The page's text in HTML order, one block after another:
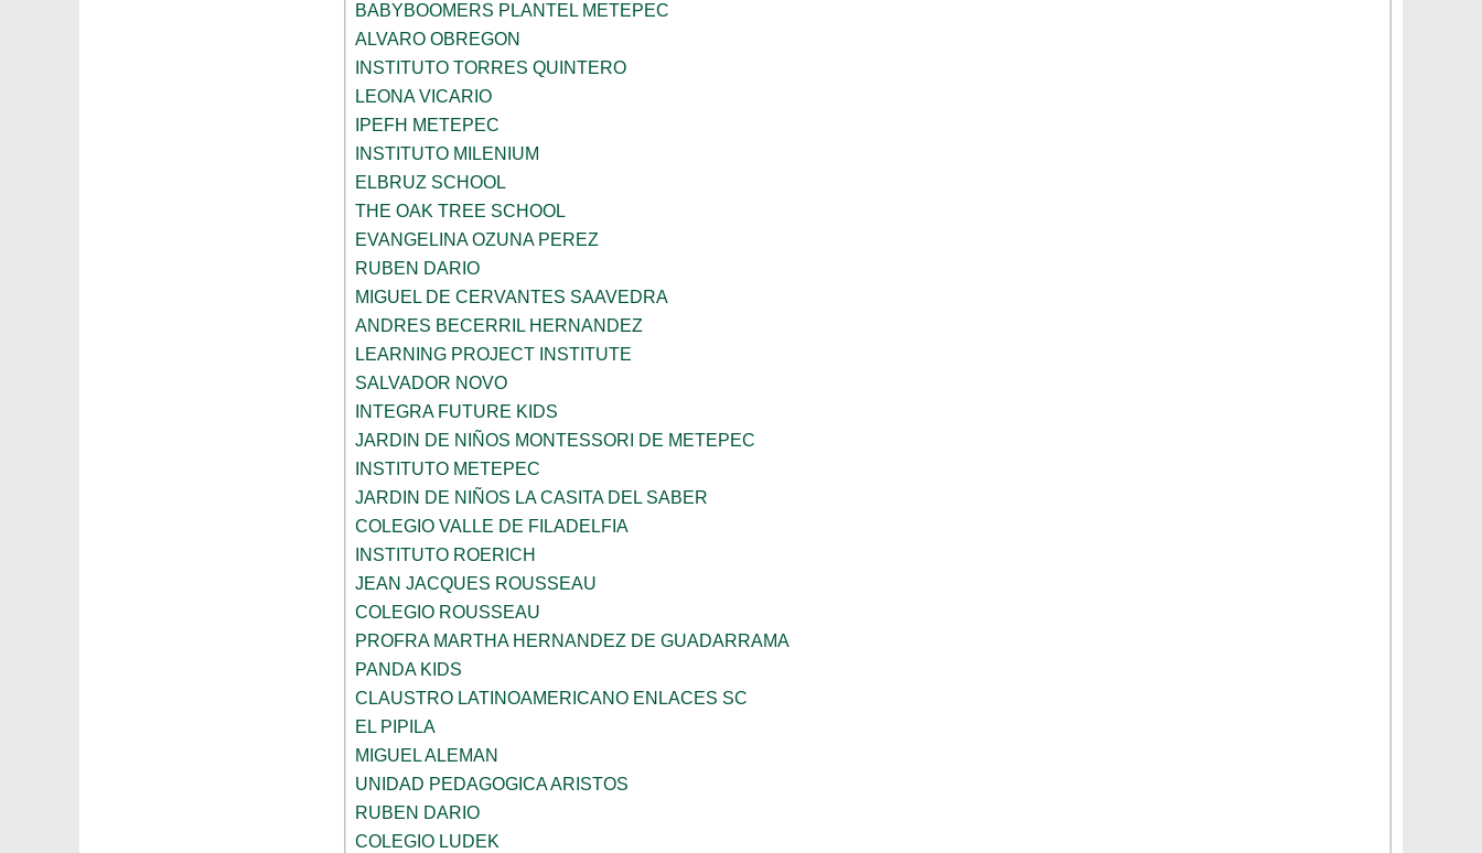
BABYBOOMERS PLANTEL METEPEC
ALVARO OBREGON
INSTITUTO TORRES QUINTERO
LEONA VICARIO
IPEFH METEPEC
INSTITUTO MILENIUM
ELBRUZ SCHOOL
THE OAK TREE SCHOOL
EVANGELINA OZUNA PEREZ
RUBEN DARIO
MIGUEL DE CERVANTES SAAVEDRA
ANDRES BECERRIL HERNANDEZ
LEARNING PROJECT INSTITUTE
SALVADOR NOVO
INTEGRA FUTURE KIDS
JARDIN DE NIÑOS MONTESSORI DE METEPEC
INSTITUTO METEPEC
JARDIN DE NIÑOS LA CASITA DEL SABER
COLEGIO VALLE DE FILADELFIA
INSTITUTO ROERICH
JEAN JACQUES ROUSSEAU
COLEGIO ROUSSEAU
PROFRA MARTHA HERNANDEZ DE GUADARRAMA
PANDA KIDS
CLAUSTRO LATINOAMERICANO ENLACES SC
EL PIPILA
MIGUEL ALEMAN
UNIDAD PEDAGOGICA ARISTOS
RUBEN DARIO
COLEGIO LUDEK